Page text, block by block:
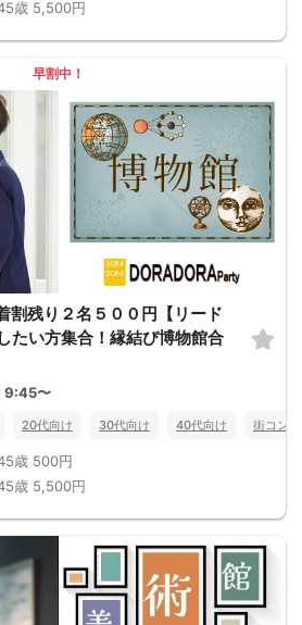
歳 5,500円
早割中！
割残り２名５００円【リード
たい方集合！縁結び博物館合
9:45〜
20代向け 30代向け 40代向け 街コン
歳 500円
歳 5,500円